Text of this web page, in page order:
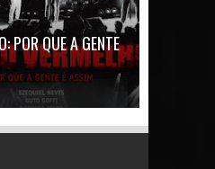
POR QUE A GENTE
a Gente é